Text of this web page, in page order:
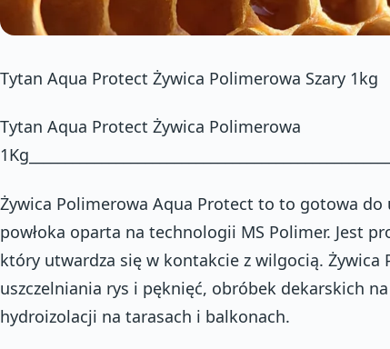
Tytan Aqua Protect Żywica Polimerowa Szary 1kg
Tytan Aqua Protect Żywica Polimerowa
1Kg___________________________________________________
Żywica Polimerowa Aqua Protect to to gotowa do
powłoka oparta na technologii MS Polimer. Jest
który utwardza się w kontakcie z wilgocią. Żywica
uszczelniania rys i pęknięć, obróbek dekarskich
hydroizolacji na tarasach i balkonach.